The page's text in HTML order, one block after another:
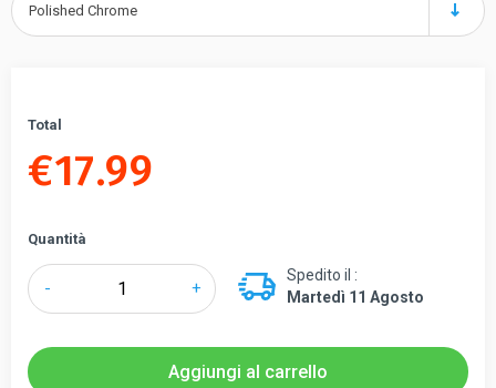
Polished Chrome
Total
€17.99
Quantità
- +
Spedito il :
Martedì 11 Agosto
Aggiungi al carrello